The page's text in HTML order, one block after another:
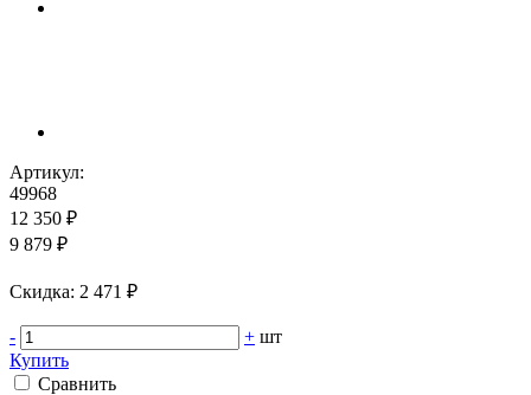
Артикул:
49968
12 350 ₽
9 879 ₽
Cкидка: 2 471 ₽
- + шт
Купить
Сравнить